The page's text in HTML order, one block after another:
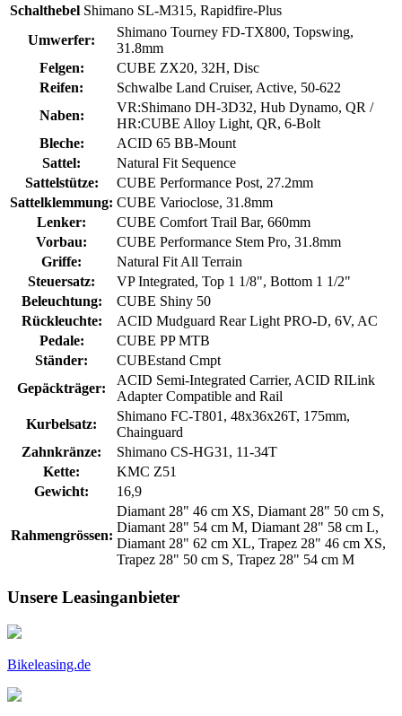
Schalthebel Shimano SL-M315, Rapidfire-Plus
Umwerfer:
Shimano Tourney FD-TX800, Topswing,
31.8mm
Felgen:
CUBE ZX20, 32H, Disc
Reifen:
Schwalbe Land Cruiser, Active, 50-622
Naben:
VR:Shimano DH-3D32, Hub Dynamo, QR /
HR:CUBE Alloy Light, QR, 6-Bolt
Bleche:
ACID 65 BB-Mount
Sattel:
Natural Fit Sequence
Sattelstütze:
CUBE Performance Post, 27.2mm
Sattelklemmung: CUBE Varioclose, 31.8mm
Lenker:
CUBE Comfort Trail Bar, 660mm
Vorbau:
CUBE Performance Stem Pro, 31.8mm
Griffe:
Natural Fit All Terrain
Steuersatz:
VP Integrated, Top 1 1/8", Bottom 1 1/2"
Beleuchtung:
CUBE Shiny 50
Rückleuchte:
ACID Mudguard Rear Light PRO-D, 6V, AC
Pedale:
CUBE PP MTB
Ständer:
CUBEstand Cmpt
Gepäckträger:
ACID Semi-Integrated Carrier, ACID RILink
Adapter Compatible and Rail
Kurbelsatz:
Shimano FC-T801, 48x36x26T, 175mm,
Chainguard
Zahnkränze:
Shimano CS-HG31, 11-34T
Kette:
KMC Z51
Gewicht:
16,9
Rahmengrössen:
Diamant 28" 46 cm XS, Diamant 28" 50 cm S,
Diamant 28" 54 cm M, Diamant 28" 58 cm L,
Diamant 28" 62 cm XL, Trapez 28" 46 cm XS,
Trapez 28" 50 cm S, Trapez 28" 54 cm M
Unsere Leasinganbieter
Bikeleasing.de